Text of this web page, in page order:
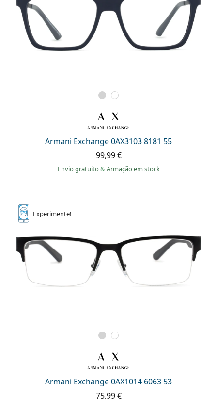
Armani Exchange 0AX3103 8181 55
99,99 €
Envio gratuito& Armação em stock
Experimente!
Armani Exchange 0AX1014 6063 53
75,99 €